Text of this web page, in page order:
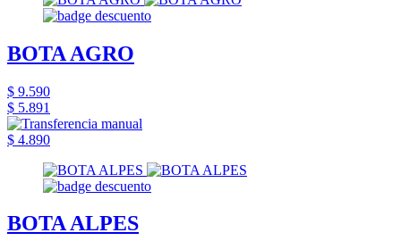
BOTA AGRO
$ 9.590
$ 5.891
$ 4.890
BOTA ALPES